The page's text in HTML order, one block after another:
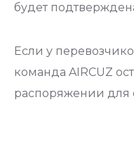
будет
Если у
команда AIRCUZ
распоряжении для